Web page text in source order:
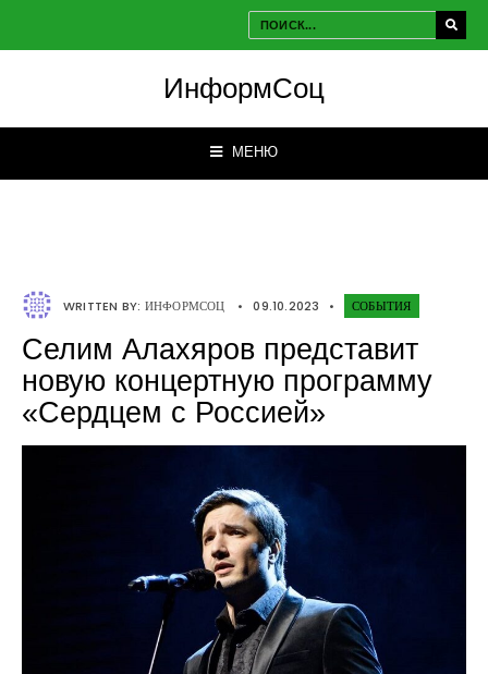
ИнформСоц
МЕНЮ
WRITTEN BY: ИНФОРМСОЦ • 09.10.2023 • СОБЫТИЯ
Селим Алахяров представит
новую концертную программу
«Сердцем с Россией»